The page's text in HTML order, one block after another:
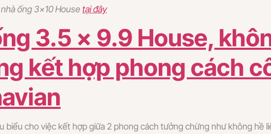
ống 3×10 House tại đây
3.5 x 9.9 House,
kết hợp phong cách
biểu cho việc kết hợp giữa 2 phong cách tưởng chừng như không hề